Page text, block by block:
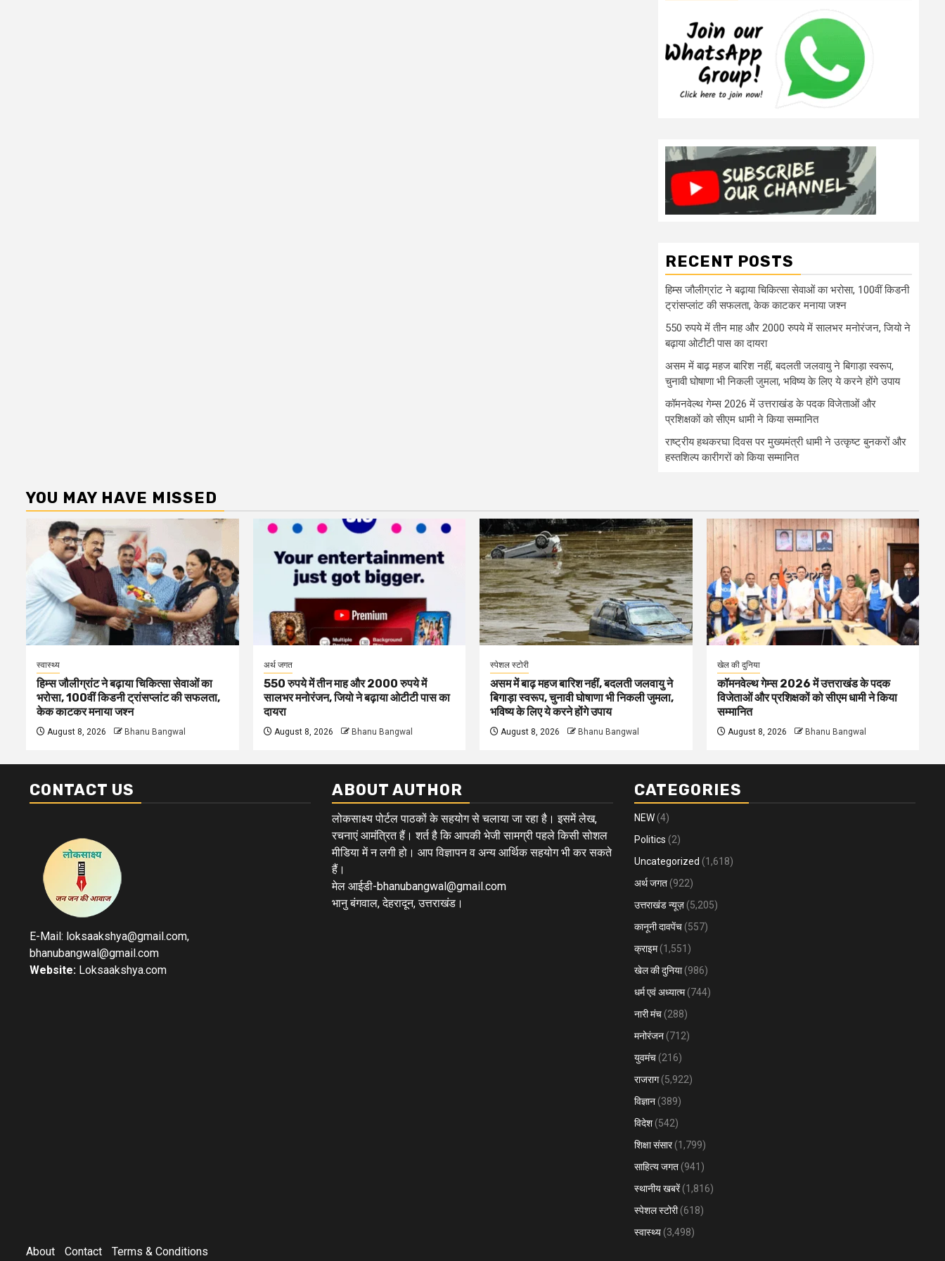
RECENT POSTS
हिम्स जौलीग्रांट ने बढ़ाया चिकित्सा सेवाओं का भरोसा, 100वीं किडनी
ट्रांसप्लांट की सफलता, केक काटकर मनाया जश्न
550 रुपये में तीन माह और 2000 रुपये में सालभर मनोरंजन, जियो ने
बढ़ाया ओटीटी पास का दायरा
असम में बाढ़ महज बारिश नहीं, बदलती जलवायु ने बिगाड़ा स्वरूप,
चुनावी घोषाणा भी निकली जुमला, भविष्य के लिए ये करने होंगे उपाय
कॉमनवेल्थ गेम्स 2026 में उत्तराखंड के पदक विजेताओं और
प्रशिक्षकों को सीएम धामी ने किया सम्मानित
राष्ट्रीय हथकरघा दिवस पर मुख्यमंत्री धामी ने उत्कृष्ट बुनकरों और
हस्तशिल्प कारीगरों को किया सम्मानित
YOU MAY HAVE MISSED
स्वास्थ्य
हिम्स जौलीग्रांट ने बढ़ाया चिकित्सा सेवाओं का
भरोसा, 100वीं किडनी ट्रांसप्लांट की सफलता,
केक काटकर मनाया जश्न
August 8, 2026 Bhanu Bangwal
अर्थ जगत
550 रुपये में तीन माह और 2000 रुपये में
सालभर मनोरंजन, जियो ने बढ़ाया ओटीटी पास का
दायरा
August 8, 2026 Bhanu Bangwal
स्पेशल स्टोरी
असम में बाढ़ महज बारिश नहीं, बदलती जलवायु ने
बिगाड़ा स्वरूप, चुनावी घोषाणा भी निकली जुमला,
भविष्य के लिए ये करने होंगे उपाय
August 8, 2026 Bhanu Bangwal
खेल की दुनिया
कॉमनवेल्थ गेम्स 2026 में उत्तराखंड के पदक
विजेताओं और प्रशिक्षकों को सीएम धामी ने किया
सम्मानित
August 8, 2026 Bhanu Bangwal
CONTACT US
E-Mail: loksaakshya@gmail.com,
bhanubangwal@gmail.com
Website: Loksaakshya.com
ABOUT AUTHOR
लोकसाक्ष्य पोर्टल पाठकों के सहयोग से चलाया जा रहा है। इसमें लेख,
रचनाएं आमंत्रित हैं। शर्त है कि आपकी भेजी सामग्री पहले किसी सोशल
मीडिया में न लगी हो। आप विज्ञापन व अन्य आर्थिक सहयोग भी कर सकते
हैं।
मेल आईडी-bhanubangwal@gmail.com
भानु बंगवाल, देहरादून, उत्तराखंड।
CATEGORIES
NEW (4)
Politics (2)
Uncategorized (1,618)
अर्थ जगत (922)
उत्तराखंड न्यूज़ (5,205)
कानूनी दावपेंच (557)
क्राइम(1,551)
खेल की दुनिया(986)
धर्म एवं अध्यात्म(744)
नारी मंच (288)
मनोरंजन (712)
युवमंच (216)
राजराग(5,922)
विज्ञान (389)
विदेश (542)
शिक्षा संसार(1,799)
साहित्य जगत (941)
स्थानीय खबरें(1,816)
स्पेशल स्टोरी(618)
स्वास्थ्य (3,498)
About Contact Terms & Conditions